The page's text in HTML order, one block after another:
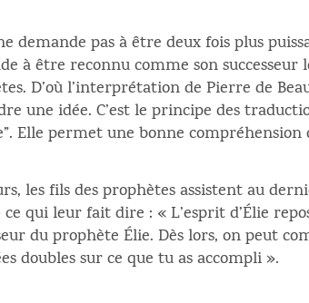
demande pas à être deux fois plus
à être reconnu comme son
D’où l’interprétation de Pierre de
une idée. C’est le principe des
Elle permet une bonne compréhension
les fils des prophètes assistent au
ce qui leur fait dire : « L’esprit d’Élie
du prophète Élie. Dès lors, on peut
doubles sur ce que tu as accompli ».